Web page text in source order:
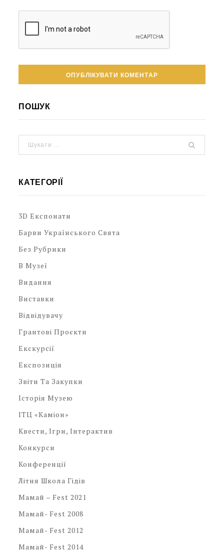
ПОШУК
КАТЕГОРІЇ
3D Експонати
Барви Українського Свята
Без Рубрики
В Музеї
Видання
Виставки
Відвідувачу
Грантові Проєкти
Екскурсії
Експозиція
Звіти Та Закупки
Історія Музею
ІТЦ «Каміон»
Квести, Ігри, Інтерактив
Конкурси
Конференції
Літня Школа Гідів
Мамай – Fest 2021
Мамай- Fest 2008
Мамай- Fest 2012
Мамай- Fest 2014